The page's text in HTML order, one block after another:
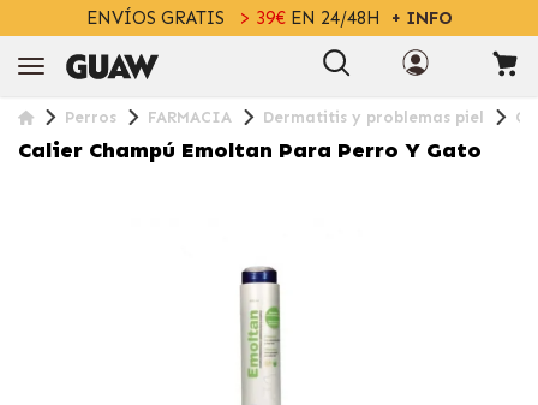
ENVÍOS GRATIS > 39€EN 24/48H + INFO
Perros FARMACIA Dermatitis y problemas piel
Calier Champú Emoltan Para Perro Y Gato